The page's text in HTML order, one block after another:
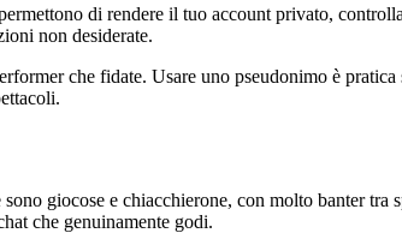
di rendere il tuo account privato,
non desiderate.
che fidate. Usare uno pseudonimo è
giocose e chiacchierone, con molto banter
che genuinamente godi.